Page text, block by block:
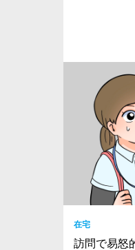
在宅
訪問で易怒